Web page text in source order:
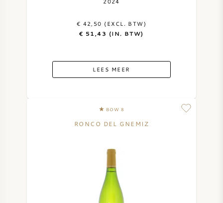
€ 42,50 (EXCL. BTW)
€ 51,43 (IN. BTW)
LEES MEER
BOW 8
RONCO DEL GNEMIZ